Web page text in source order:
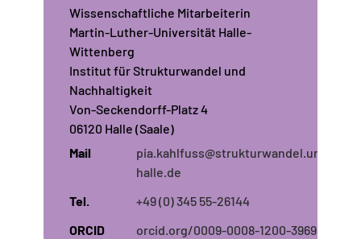
Wissenschaftliche Mitarbeiterin
Martin-Luther-Universität Halle-
Wittenberg
Institut für Strukturwandel und
Nachhaltigkeit
Von-Seckendorff-Platz 4
06120 Halle (Saale)
Mail
pia.kahlfuss@strukturwandel.uni-
halle.de
Tel.
+49 (0) 345 55-26144
ORCID
orcid.org/0009-0008-1200-3969